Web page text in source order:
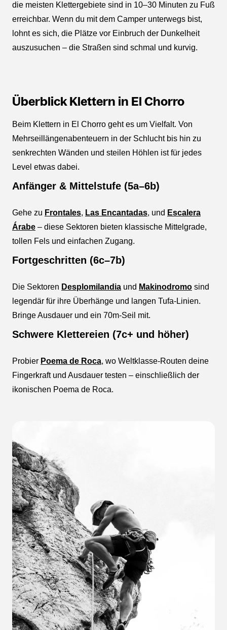
die meisten Klettergebiete sind in 10–30 Minuten zu Fuß
erreichbar. Wenn du mit dem Camper unterwegs bist,
lohnt es sich, die Plätze vor Einbruch der Dunkelheit
auszusuchen – die Straßen sind schmal und kurvig.
Überblick Klettern in El Chorro
Beim Klettern in El Chorro geht es um Vielfalt. Von
Mehrseillängenabenteuern in der Schlucht bis hin zu
senkrechten Wänden und steilen Höhlen ist für jedes
Level etwas dabei.
Anfänger & Mittelstufe (5a–6b)
Gehe zu Frontales, Las Encantadas, und Escalera
Árabe – diese Sektoren bieten klassische Mittelgrade,
tollen Fels und einfachen Zugang.
Fortgeschritten (6c–7b)
Die Sektoren Desplomilandia und Makinodromo sind
legendär für ihre Überhänge und langen Tufa-Linien.
Bringe Ausdauer und ein 70m-Seil mit.
Schwere Klettereien (7c+ und höher)
Probier Poema de Roca, wo Weltklasse-Routen deine
Fingerkraft und Ausdauer testen – einschließlich der
ikonischen Poema de Roca.